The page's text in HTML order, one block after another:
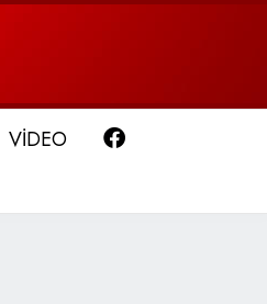
VİDEO